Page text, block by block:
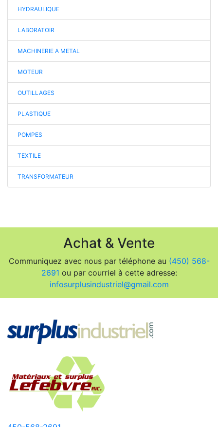
HYDRAULIQUE
LABORATOIR
MACHINERIE A METAL
MOTEUR
OUTILLAGES
PLASTIQUE
POMPES
TEXTILE
TRANSFORMATEUR
Achat & Vente
Communiquez avec nous par téléphone au (450) 568-
2691 ou par courriel à cette adresse:
infosurplusindustriel@gmail.com